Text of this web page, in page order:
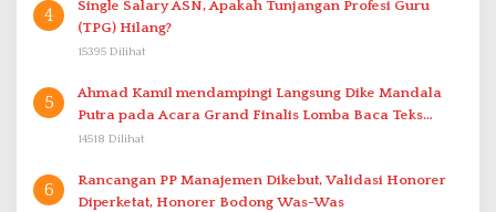
4
Single Salary ASN, Apakah Tunjangan Profesi Guru
(TPG) Hilang?
15395 Dilihat
5
Ahmad Kamil mendampingi Langsung Dike Mandala
Putra pada Acara Grand Finalis Lomba Baca Teks
Proklamasi Mirip Bung Karno di Bali
14518 Dilihat
6
Rancangan PP Manajemen Dikebut, Validasi Honorer
Diperketat, Honorer Bodong Was-Was